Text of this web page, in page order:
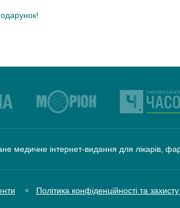
медичне інтернет-видання для лікарів,
Політика конфіденційності та